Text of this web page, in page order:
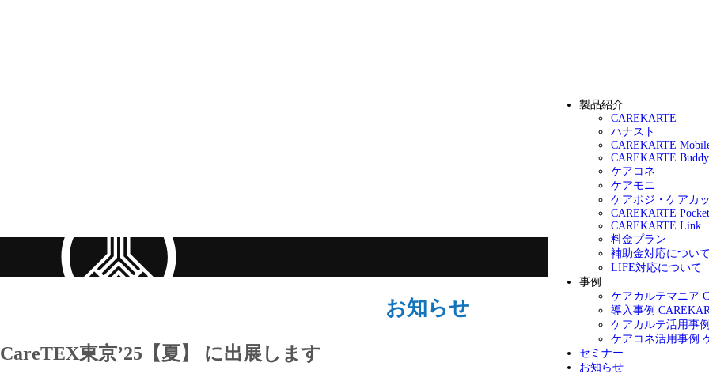
製品紹介
CAREKARTE
ハナスト
CAREKARTE
CAREKARTE Buddy
ケアコネ
ケアモニ
ケアポジ・ケアカ
CAREKARTE Pocket
CAREKARTE Link
料金プラン
補助金対応につい
LIFE対応について
事例
ケアカルテマニア
導入事例
ケアカルテ活用事
ケアコネ活用事例
セミナー
お知らせ
お知らせ
CareTEX東京’25【夏】 に出展します